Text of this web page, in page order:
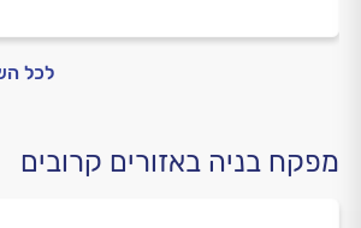
לכל
מפקח בניה באזורים קרובים